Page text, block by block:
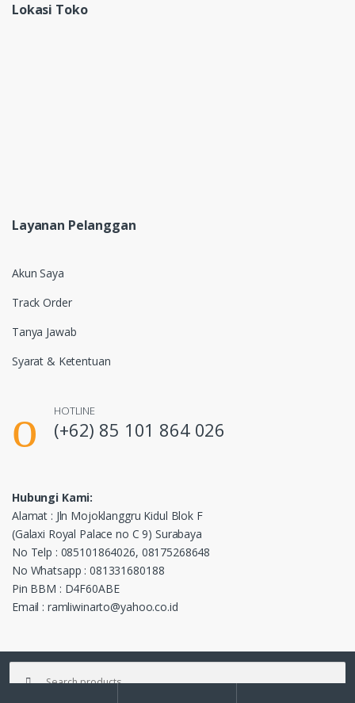
Lokasi Toko
Layanan Pelanggan
Akun Saya
Track Order
Tanya Jawab
Syarat & Ketentuan
HOTLINE
(+62) 85 101 864 026
Hubungi Kami:
Alamat : Jln Mojoklanggru Kidul Blok F
(Galaxi Royal Palace no C 9) Surabaya
No Telp : 085101864026, 08175268648
No Whatsapp : 081331680188
Pin BBM : D4F60ABE
Email : ramliwinarto@yahoo.co.id
Pencarian
untuk: